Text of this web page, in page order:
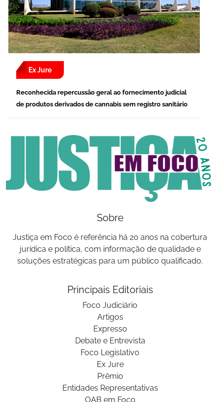
Ex Jure
Reconhecida repercussão geral ao fornecimento judicial
de produtos derivados de cannabis sem registro sanitário
Sobre
Justiça em Foco é referência há 20 anos na cobertura
jurídica e política, com informação de qualidade e
soluções estratégicas para um público qualificado.
Principais Editoriais
Foco Judiciário
Artigos
Expresso
Debate e Entrevista
Foco Legislativo
Ex Jure
Prêmio
Entidades Representativas
OAB em Foco